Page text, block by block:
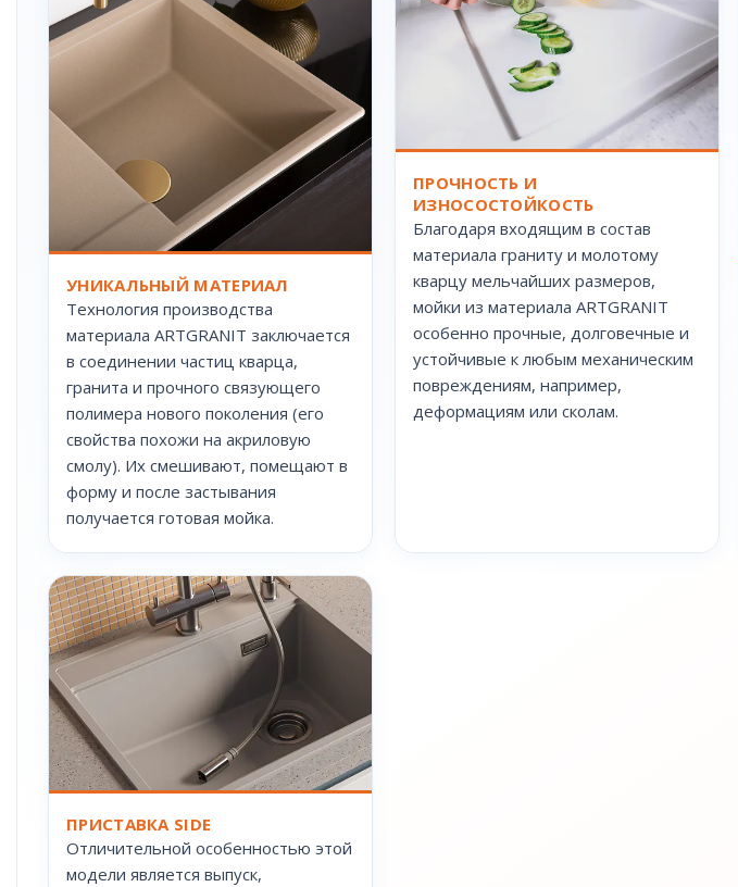
УНИКАЛЬНЫЙ МАТЕРИАЛ
Технология производства
материала ARTGRANIT заключается
в соединении частиц кварца,
гранита и прочного связующего
полимера нового поколения (его
свойства похожи на акриловую
смолу). Их смешивают, помещают в
форму и после застывания
получается готовая мойка.
ПРОЧНОСТЬ И
ИЗНОСОСТОЙКОСТЬ
Благодаря входящим в состав
материала граниту и молотому
кварцу мельчайших размеров,
мойки из материала ARTGRANIT
особенно прочные, долговечные и
устойчивые к любым механическим
повреждениям, например,
деформациям или сколам.
ПРИСТАВКА SIDE
Отличительной особенностью этой
модели является выпуск,